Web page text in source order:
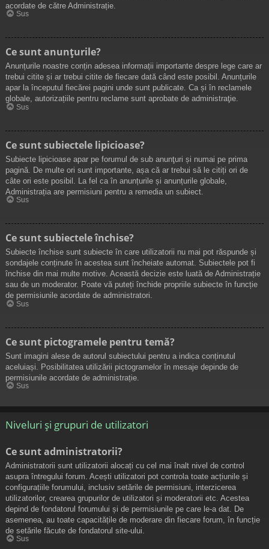
acordate de către Administrație.
Sus
Ce sunt anunţurile?
Anunțurile noastre conțin adesea informații importante despre lege care ar
trebui citite și ar trebui citite de fiecare dată când este posibil. Anunțurile
apar la începutul fiecărei pagini unde sunt publicate. Ca și în reclamele
globale, autorizațiile pentru reclame sunt aprobate de administraţie.
Sus
Ce sunt subiectele lipicioase?
Subiecte lipicioase apar pe forumul de sub anunţuri și numai pe prima
pagină. De multe ori sunt importante, așa că ar trebui să le citiți ori de
câte ori este posibil. La fel ca în anunțurile și anunțurile globale,
Administrația are permisiuni pentru a remedia un subiect.
Sus
Ce sunt subiectele închise?
Subiecte închise sunt subiecte în care utilizatorii nu mai pot răspunde și
sondajele conținute în acestea sunt încheiate automat. Subiectele pot fi
închise din mai multe motive. Această decizie este luată de Administrație
sau de un moderator. Poate vă puteți închide propriile subiecte în funcție
de permisiunile acordate de administratori.
Sus
Ce sunt pictogramele pentru temă?
Sunt imagini alese de autorul subiectului pentru a indica conținutul
aceluiași. Posibilitatea utilizării pictogramelor în mesaje depinde de
permisiunile acordate de administrație.
Sus
Niveluri și grupuri de utilizatori
Ce sunt administratorii?
Administratorii sunt utilizatorii alocați cu cel mai înalt nivel de control
asupra întregului forum. Acești utilizatori pot controla toate acțiunile și
configurațiile forumului, inclusiv setările de permisiuni, interzicerea
utilizatorilor, crearea grupurilor de utilizatori și moderatorii etc. Acestea
depind de fondatorul forumului și de permisiunile pe care le-a dat. De
asemenea, au toate capacitățile de moderare din fiecare forum, în funcție
de setările făcute de fondatorul site-ului.
Sus